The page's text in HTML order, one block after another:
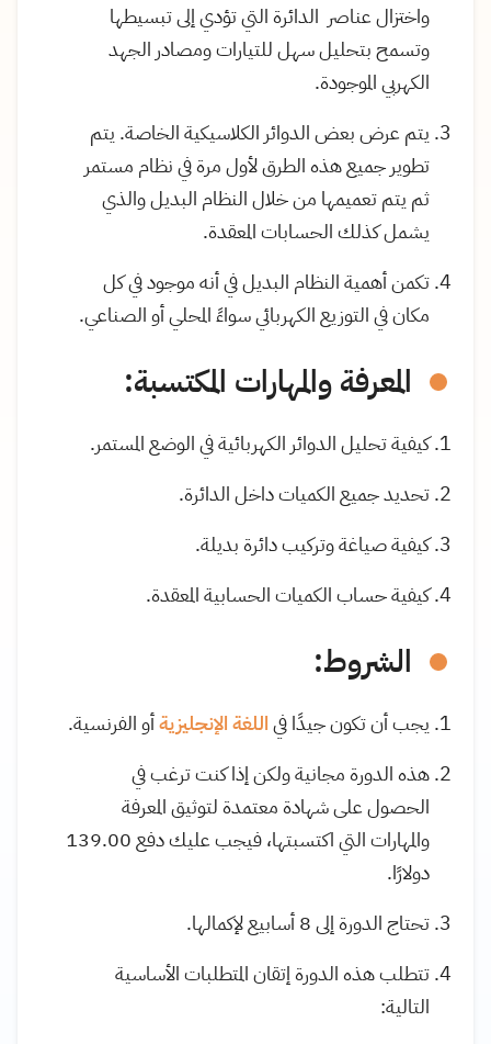
واختزال عناصر الدائرة التي تؤدي إلى تبسيطها
وتسمح بتحليل سهل للتيارات ومصادر الجهد
الكهربي الموجودة.
يتم عرض بعض الدوائر الكلاسيكية الخاصة. يتم
تطوير جميع هذه الطرق لأول مرة في نظام مستمر
ثم يتم تعميمها من خلال النظام البديل والذي
يشمل كذلك الحسابات المعقدة.
تكمن أهمية النظام البديل في أنه موجود في كل
مكان في التوزيع الكهربائي سواءً المحلي أو الصناعي.
المعرفة والمهارات المكتسبة:
كيفية تحليل الدوائر الكهربائية في الوضع المستمر.
تحديد جميع الكميات داخل الدائرة.
كيفية صياغة وتركيب دائرة بديلة.
كيفية حساب الكميات الحسابية المعقدة.
الشروط:
يجب أن تكون جيدًا فياللغة الإنجليزيةأو الفرنسية.
هذه الدورة مجانية ولكن إذا كنت ترغب في
الحصول على شهادة معتمدة لتوثيق المعرفة
والمهارات التي اكتسبتها، فيجب عليك دفع 139.00
دولارًا.
تحتاج الدورة إلى 8 أسابيع لإكمالها.
تتطلب هذه الدورة إتقان المتطلبات الأساسية
التالية: